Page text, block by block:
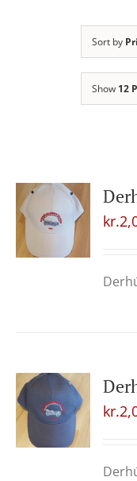
Sort by
Show 12
kr.
kr.